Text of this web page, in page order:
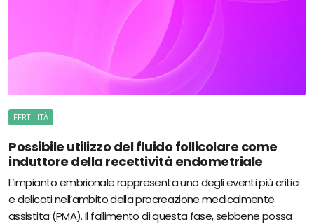
FERTILITÀ
Possibile utilizzo del fluido follicolare come
induttore della recettività endometriale
L’impianto embrionale rappresenta uno degli eventi più critici
e delicati nell’ambito della procreazione medicalmente
assistita (PMA). Il fallimento di questa fase, sebbene possa